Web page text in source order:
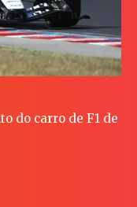
do carro de F1 de